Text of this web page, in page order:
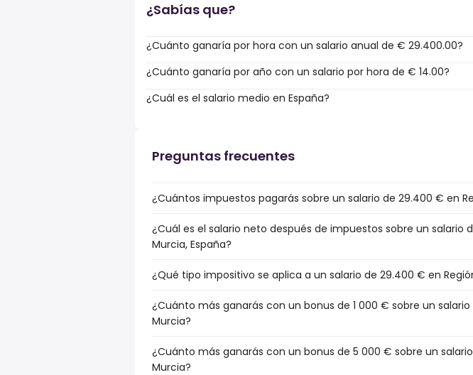
¿Sabías que?
¿Cuánto ganaría por hora con un salario anual de € 29.400.00?
¿Cuánto ganaría por año con un salario por hora de € 14.00?
¿Cuál es el salario medio en España?
Preguntas frecuentes
¿Cuántos impuestos pagarás sobre un salario de 29.400 € en
¿Cuál es el salario neto después de impuestos sobre un salario
Murcia, España?
¿Qué tipo impositivo se aplica a un salario de 29.400 € en
¿Cuánto más ganarás con un bonus de 1 000 € sobre un
Murcia?
¿Cuánto más ganarás con un bonus de 5 000 € sobre un
Murcia?